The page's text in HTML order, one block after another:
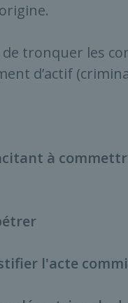
tronquer les
d’actif
à
l'acte